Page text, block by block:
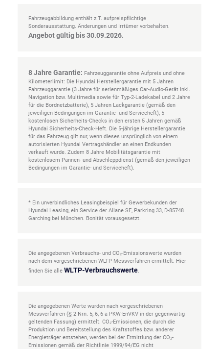
Fahrzeugabbildung enthält z.T. aufpreispflichtige
Sonderausstattung. Änderungen und Irrtümer vorbehalten.
Angebot gültig bis 30.09.2026.
8 Jahre Garantie: Fahrzeuggarantie ohne Aufpreis und ohne
Kilometerlimit: Die Hyundai Herstellergarantie mit 5 Jahren
Fahrzeuggarantie (3 Jahre für serienmäßiges Car-Audio-Gerät inkl.
Navigation bzw. Multimedia sowie für Typ-2-Ladekabel und 2 Jahre
für die Bordnetzbatterie), 5 Jahren Lackgarantie (gemäß den
jeweiligen Bedingungen im Garantie- und Serviceheft), 5
kostenlosen Sicherheits-Checks in den ersten 5 Jahren gemäß
Hyundai Sicherheits-Check-Heft. Die 5-jährige Herstellergarantie
für das Fahrzeug gilt nur, wenn dieses ursprünglich von einem
autorisierten Hyundai Vertragshändler an einen Endkunden
verkauft wurde. Zudem 8 Jahre Mobilitätsgarantie mit
kostenlosem Pannen- und Abschleppdienst (gemäß den jeweiligen
Bedingungen im Garantie- und Serviceheft).
* Ein unverbindliches Leasingbeispiel für Gewerbekunden der
Hyundai Leasing, ein Service der Allane SE, Parkring 33, D-85748
Garching bei München. Bonität vorausgesetzt.
Die angegebenen Verbrauchs- und CO₂-Emissionswerte wurden
nach dem vorgeschriebenen WLTP-Messverfahren ermittelt. Hier
finden Sie alle WLTP-Verbrauchswerte.
Die angegebenen Werte wurden nach vorgeschriebenen
Messverfahren (§ 2 Nrn. 5, 6, 6 a PKW-EnVKV in der gegenwärtig
geltenden Fassung) ermittelt. CO₂-Emissionen, die durch die
Produktion und Bereitstellung des Kraftstoffes bzw. anderer
Energieträger entstehen, werden bei der Ermittlung der CO₂-
Emissionen gemäß der Richtlinie 1999/94/EG nicht